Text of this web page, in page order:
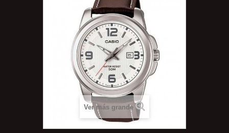
Ver más grande